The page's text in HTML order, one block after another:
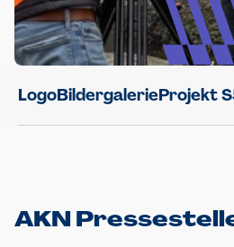
LogoBildergalerieProjekt
AKN